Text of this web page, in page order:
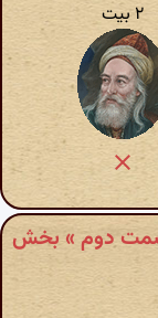
۲ بیت
دوم » بخش